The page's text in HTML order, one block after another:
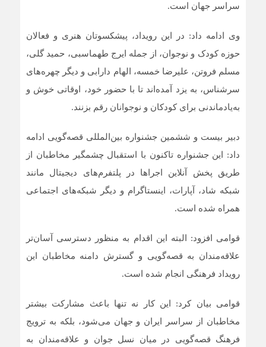
سراسر جهان است.
وی ادامه داد: در این رویداد، پیشکسوتان هنری و فعالان
حوزه کودک و نوجوان، از جمله ایرج طهماسبی، حمید گلی،
مسلم فروتن، علیرضا خمسه، الهام دارابی و دیگر چهره‌های
سرشناس، به یزد آمده‌اند تا با حضور خود، اوقاتی خوش و
به‌یادماندنی برای کودکان و نوجوانان رقم بزنند.
دبیر بیست و ششمین جشنواره بین‌المللی قصه‌گویی ادامه
داد: این جشنواره تاکنون با استقبال چشمگیر مخاطبان از
طریق پخش آنلاین اجراها در پلتفرم‌های دیجیتال مانند
شبکه شاد، آپارات، اینستاگرام و دیگر شبکه‌های اجتماعی
همراه شده است.
قوامی افزود: البته این اقدام به منظور دسترسی آسان‌تر
علاقه‌مندان به قصه‌گویی و گسترش دامنه مخاطبان این
رویداد فرهنگی انجام شده است.
قوامی بیان کرد: این کار نه تنها باعث مشارکت بیشتر
مخاطبان از سراسر ایران و جهان می‌شود، بلکه به ترویج
فرهنگ قصه‌گویی در میان نسل جوان و علاقه‌مندان به